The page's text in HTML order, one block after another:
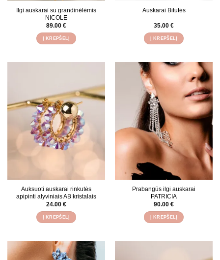
Ilgi auskarai su grandinėlėmis
NICOLE
89.00 €
Į KREPŠELĮ
Auskarai Bitutės
35.00 €
Į KREPŠELĮ
Auksuoti auskarai rinkutės
apipinti alyviniais AB kristalais
24.00 €
Į KREPŠELĮ
Prabangūs ilgi auskarai
PATRICIA
90.00 €
Į KREPŠELĮ